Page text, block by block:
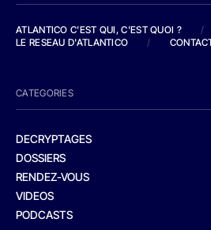
ATLANTICO C'EST QUI, C'EST QUOI ?
/
LE RESEAU D'ATLANTICO
/
CATEGORIES
DECRYPTAGES
DOSSIERS
RENDEZ-VOUS
VIDEOS
PODCASTS